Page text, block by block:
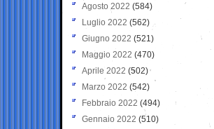
Agosto 2022 (584)
Luglio 2022 (562)
Giugno 2022 (521)
Maggio 2022 (470)
Aprile 2022 (502)
Marzo 2022 (542)
Febbraio 2022 (494)
Gennaio 2022 (510)